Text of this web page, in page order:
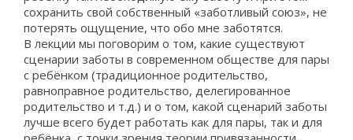
сохранить свой собственный «заботливый союз», не
потерять ощущение, что обо мне заботятся.
В лекции мы поговорим о том, какие существуют
сценарии заботы в современном обществе для пары
с ребёнком (традиционное родительство,
равноправное родительство, делегированное
родительство и т.д.) и о том, какой сценарий заботы
лучше всего будет работать как для пары, так и для